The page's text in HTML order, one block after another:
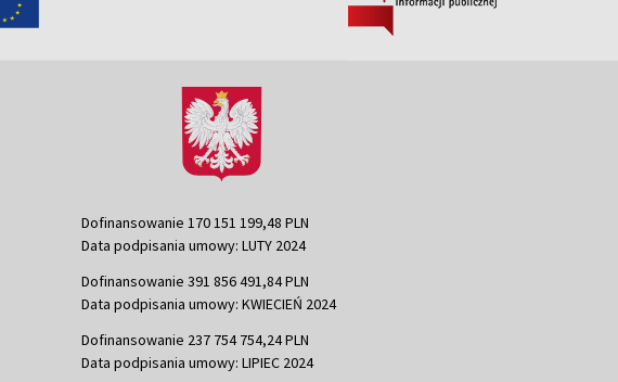
Dofinansowanie 170 151 199,48 PLN
Data podpisania umowy: LUTY 2024
Dofinansowanie 391 856 491,84 PLN
Data podpisania umowy: KWIECIEŃ 2024
Dofinansowanie 237 754 754,24 PLN
Data podpisania umowy: LIPIEC 2024